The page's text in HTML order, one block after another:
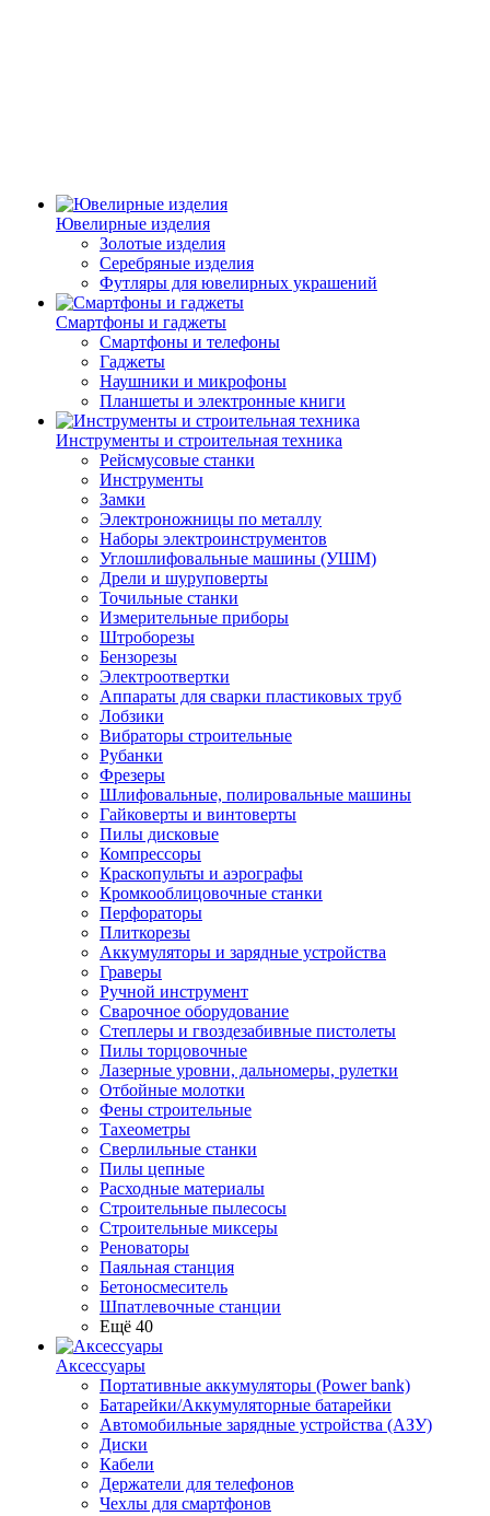
Ювелирные изделия
Золотые изделия
Серебряные изделия
Футляры для ювелирных украшений
Смартфоны и гаджеты
Смартфоны и телефоны
Гаджеты
Наушники и микрофоны
Планшеты и электронные книги
Инструменты и строительная техника
Рейсмусовые станки
Инструменты
Замки
Электроножницы по металлу
Наборы электроинструментов
Углошлифовальные машины (УШМ)
Дрели и шуруповерты
Точильные станки
Измерительные приборы
Штроборезы
Бензорезы
Электроотвертки
Аппараты для сварки пластиковых труб
Лобзики
Вибраторы строительные
Рубанки
Фрезеры
Шлифовальные, полировальные машины
Гайковерты и винтоверты
Пилы дисковые
Компрессоры
Краскопульты и аэрографы
Кромкооблицовочные станки
Перфораторы
Плиткорезы
Аккумуляторы и зарядные устройства
Граверы
Ручной инструмент
Сварочное оборудование
Степлеры и гвоздезабивные пистолеты
Пилы торцовочные
Лазерные уровни, дальномеры, рулетки
Отбойные молотки
Фены строительные
Тахеометры
Сверлильные станки
Пилы цепные
Расходные материалы
Строительные пылесосы
Строительные миксеры
Реноваторы
Паяльная станция
Бетоносмеситель
Шпатлевочные станции
Ещё 40
Аксессуары
Портативные аккумуляторы (Power bank)
Батарейки/Аккумуляторные батарейки
Автомобильные зарядные устройства (АЗУ)
Диски
Кабели
Держатели для телефонов
Чехлы для смартфонов